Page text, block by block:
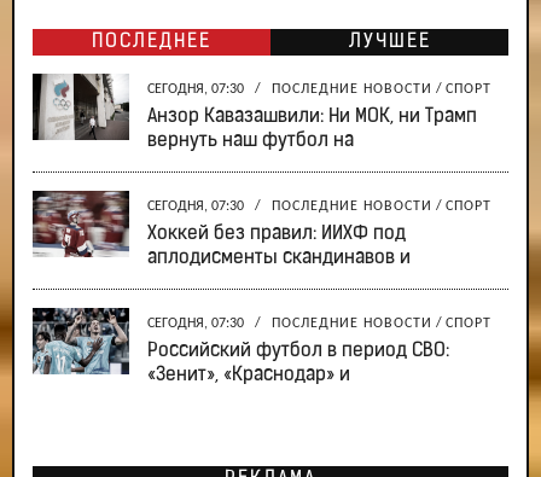
ПОСЛЕДНЕЕ ЛУЧШЕЕ
СЕГОДНЯ, 07:30 / ПОСЛЕДНИЕ НОВОСТИ / СПОРТ
Анзор Кавазашвили: Ни МОК, ни Трамп
вернуть наш футбол на
СЕГОДНЯ, 07:30 / ПОСЛЕДНИЕ НОВОСТИ / СПОРТ
Хоккей без правил: ИИХФ под
аплодисменты скандинавов и
СЕГОДНЯ, 07:30 / ПОСЛЕДНИЕ НОВОСТИ / СПОРТ
Российский футбол в период СВО:
«Зенит», «Краснодар» и